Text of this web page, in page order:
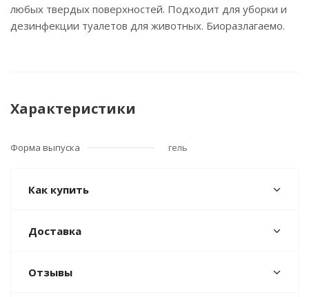
любых твердых поверхностей. Подходит для уборки и
дезинфекции туалетов для животных. Биоразлагаемо.
Характеристики
Форма выпуска гель
Как купить
Доставка
Отзывы